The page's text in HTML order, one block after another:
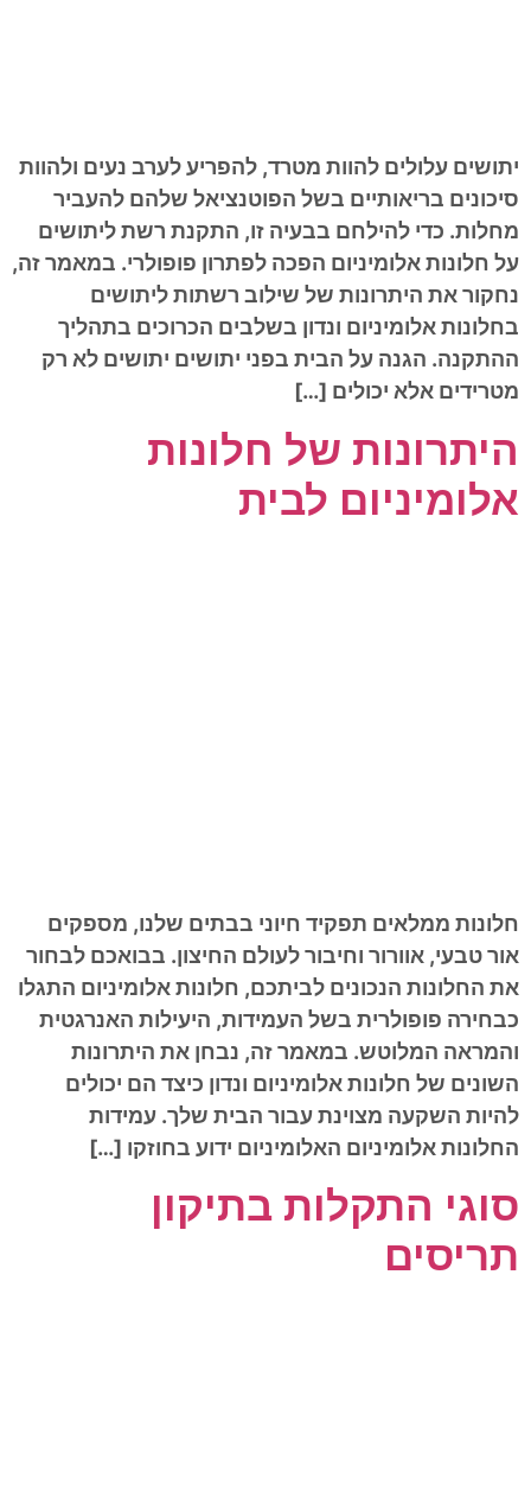
יתושים עלולים להוות מטרד, להפריע לערב נעים ולהוות
סיכונים בריאותיים בשל הפוטנציאל שלהם להעביר
מחלות. כדי להילחם בבעיה זו, התקנת רשת ליתושים
על חלונות אלומיניום הפכה לפתרון פופולרי. במאמר זה,
נחקור את היתרונות של שילוב רשתות ליתושים
בחלונות אלומיניום ונדון בשלבים הכרוכים בתהליך
ההתקנה. הגנה על הבית בפני יתושים יתושים לא רק
מטרידים אלא יכולים […]
היתרונות של חלונות
אלומיניום לבית
חלונות ממלאים תפקיד חיוני בבתים שלנו, מספקים
אור טבעי, אוורור וחיבור לעולם החיצון. בבואכם לבחור
את החלונות הנכונים לביתכם, חלונות אלומיניום התגלו
כבחירה פופולרית בשל העמידות, היעילות האנרגטית
והמראה המלוטש. במאמר זה, נבחן את היתרונות
השונים של חלונות אלומיניום ונדון כיצד הם יכולים
להיות השקעה מצוינת עבור הבית שלך. עמידות
החלונות אלומיניום האלומיניום ידוע בחוזקו […]
סוגי התקלות בתיקון
תריסים